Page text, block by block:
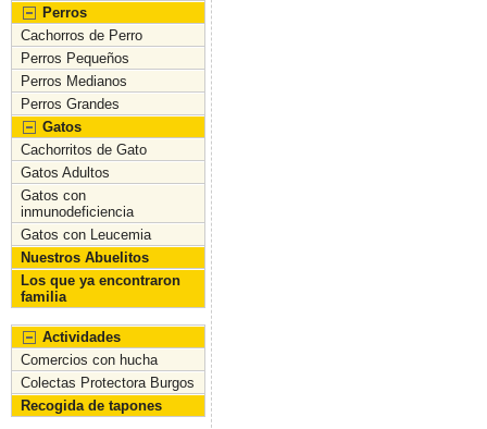
Perros
Cachorros de Perro
Perros Pequeños
Perros Medianos
Perros Grandes
Gatos
Cachorritos de Gato
Gatos Adultos
Gatos con
inmunodeficiencia
Gatos con Leucemia
Nuestros Abuelitos
Los que ya encontraron
familia
Actividades
Comercios con hucha
Colectas Protectora Burgos
Recogida de tapones